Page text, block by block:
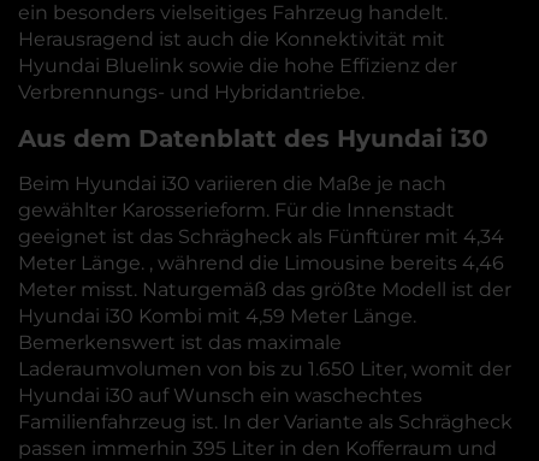
ein besonders vielseitiges Fahrzeug handelt.
Herausragend ist auch die Konnektivität mit
Hyundai Bluelink sowie die hohe Effizienz der
Verbrennungs- und Hybridantriebe.
Aus dem Datenblatt des Hyundai i30
Beim Hyundai i30 variieren die Maße je nach
gewählter Karosserieform. Für die Innenstadt
geeignet ist das Schrägheck als Fünftürer mit 4,34
Meter Länge. , während die Limousine bereits 4,46
Meter misst. Naturgemäß das größte Modell ist der
Hyundai i30 Kombi mit 4,59 Meter Länge.
Bemerkenswert ist das maximale
Laderaumvolumen von bis zu 1.650 Liter, womit der
Hyundai i30 auf Wunsch ein waschechtes
Familienfahrzeug ist. In der Variante als Schrägheck
passen immerhin 395 Liter in den Kofferraum und